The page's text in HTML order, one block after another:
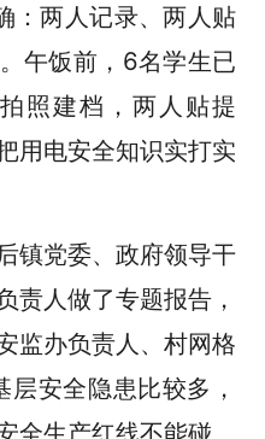
：两人记录、两人贴
午饭前，6名学生已
照建档，两人贴提
用电安全知识实打实
镇党委、政府领导干
责人做了专题报告，
监办负责人、村网格
层安全隐患比较多，
全生产红线不能碰、